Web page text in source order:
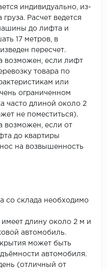
индивидуально, из-
Расчет ведется
до лифта и
17 метров, в
пересчет.
возможен, если лифт
товара по
или
ограниченном
часто длиной около 2
не поместиться).
возможен, если от
до квартиры
на возвышенность
со склада необходимо
имеет длину около 2 м и
автомобиль.
может быть
автомобиля.
(отличный от